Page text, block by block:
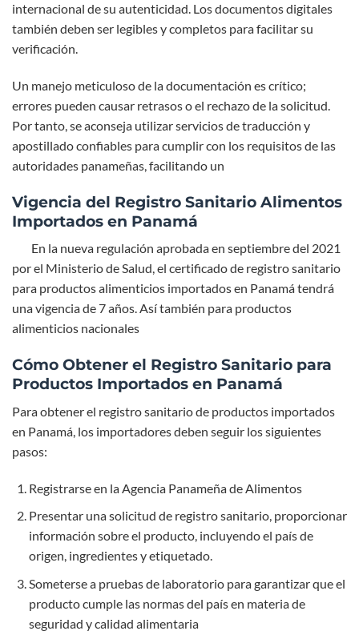
internacional de su autenticidad. Los documentos digitales
también deben ser legibles y completos para facilitar su
verificación.
Un manejo meticuloso de la documentación es crítico;
errores pueden causar retrasos o el rechazo de la solicitud.
Por tanto, se aconseja utilizar servicios de traducción y
apostillado confiables para cumplir con los requisitos de las
autoridades panameñas, facilitando un
Vigencia del Registro Sanitario Alimentos
Importados en Panamá
En la nueva regulación aprobada en septiembre del 2021
por el Ministerio de Salud, el certificado de registro sanitario
para productos alimenticios importados en Panamá tendrá
una vigencia de 7 años. Así también para productos
alimenticios nacionales
Cómo Obtener el Registro Sanitario para
Productos Importados en Panamá
Para obtener el registro sanitario de productos importados
en Panamá, los importadores deben seguir los siguientes
pasos:
Registrarse en la Agencia Panameña de Alimentos
Presentar una solicitud de registro sanitario, proporcionar
información sobre el producto, incluyendo el país de
origen, ingredientes y etiquetado.
Someterse a pruebas de laboratorio para garantizar que el
producto cumple las normas del país en materia de
seguridad y calidad alimentaria